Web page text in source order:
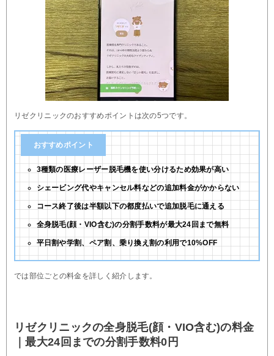
リゼクリニックのおすすめポイントは次の5つです。
おすすめポイント
3種類の医療レーザー脱毛機を使い分けるため効果が高い
シェービング代やキャンセル料などの追加料金がかからない
コース終了後は半額以下の都度払いで追加脱毛に通える
全身脱毛(顔・VIO含む)の分割手数料が最大24回まで無料
平日割や学割、ペア割、乗り換え割の利用で10%OFF
では部位ごとの料金を詳しく紹介します。
リゼクリニックの全身脱毛(顔・VIO含む)の料金
｜最大24回までの分割手数料0円